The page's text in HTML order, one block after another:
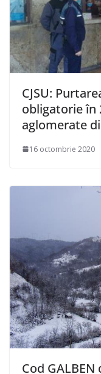
CJSU:
obligatorie în
aglomerate
16 octombrie 2020
Cod